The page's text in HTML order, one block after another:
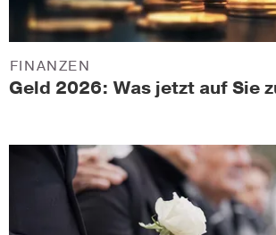
Geld 2026: Was jetzt auf Sie
FINANZEN